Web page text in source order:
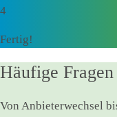
4
Fertig!
Häufige
Von Anbieterwechsel